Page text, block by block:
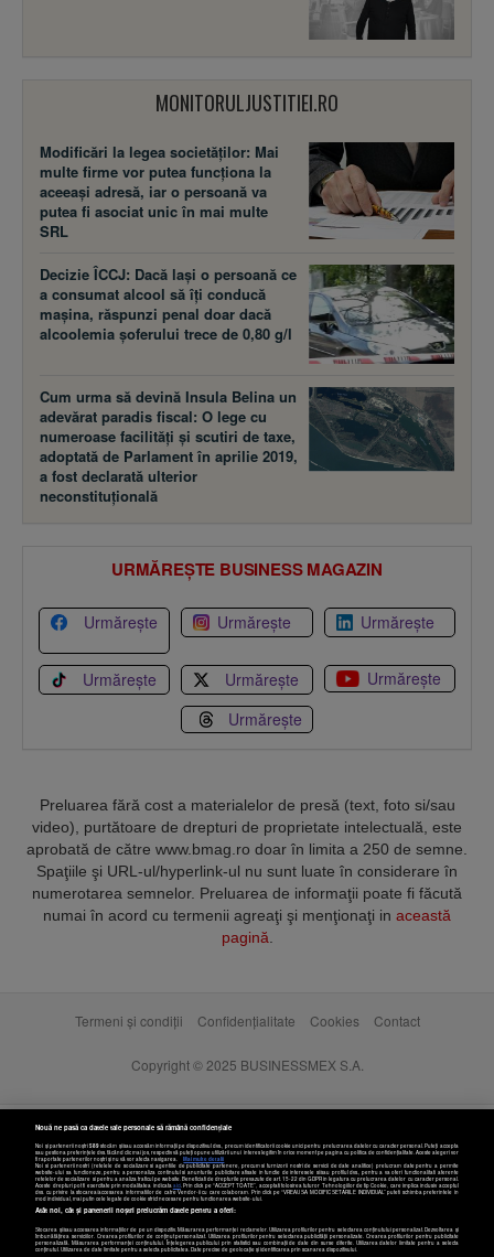
MONITORULJUSTITIEI.RO
Modificări la legea societăţilor: Mai
multe firme vor putea funcţiona la
aceeaşi adresă, iar o persoană va
putea fi asociat unic în mai multe
SRL
Decizie ÎCCJ: Dacă laşi o persoană ce
a consumat alcool să îţi conducă
maşina, răspunzi penal doar dacă
alcoolemia şoferului trece de 0,80 g/l
Cum urma să devină Insula Belina un
adevărat paradis fiscal: O lege cu
numeroase facilităţi şi scutiri de taxe,
adoptată de Parlament în aprilie 2019,
a fost declarată ulterior
neconstituţională
URMĂREȘTE BUSINESS MAGAZIN
Urmărește Urmărește Urmărește
Urmărește Urmărește
Urmărește
Urmărește
Preluarea fără cost a materialelor de presă (text, foto si/sau
video), purtătoare de drepturi de proprietate intelectuală, este
aprobată de către www.bmag.ro doar în limita a 250 de semne.
Spaţiile şi URL-ul/hyperlink-ul nu sunt luate în considerare în
numerotarea semnelor. Preluarea de informaţii poate fi făcută
numai în acord cu termenii agreaţi şi menţionaţi in această
pagină.
Termeni și condiții Confidențialitate Cookies Contact
Copyright © 2025 BUSINESSMEX S.A.
Setări cookies
Nouă ne pasă ca datele tale personale să rămână confidențiale
Noi și partenerii noștri589stocăm și/sau accesăm informații pe dispozitivul dvs., precum identificatorii cookie unici pentru prelucrarea datelor cu caracter personal. Puteți accepta
sau gestiona preferințele dvs. făcând clic mai jos, respectiv vă puteți opune utilizării unui interes legitim în orice moment pe pagina cu politica de confidențialitate. Aceste alegeri vor
fi raportate partenerilor noștri și nu vă vor afecta navigarea.
Mai multe detalii
Noi si partenerii nostri (retelele de socializare si agentiile de publicitate partenere, precum si furnizorii nostri de servicii de date analitice) prelucram date pentru a permite
website-ului sa functioneze, pentru a personaliza continutul si anunturile publicitare afisate in functie de interesele si/sau profilul dvs., pentru a va oferi functionalitati aferente
retelelor de socializare si pentru a analiza traficul pe website. Beneficiati de drepturile prevazute de art. 15-22 din GDPR in legatura cu prelucrarea datelor cu caracter personal.
Aceste drepturi pot fi exercitate prin modalitatea indicataaici. Prin click pe “ACCEPT TOATE”, acceptati folosirea tuturor Tehnologiilor de tip Cookie, care implica inclusiv acceptul
dvs. cu privire la stocarea/accesarea informatiilor de catre Vendor-ii cu care colaboram. Prin click pe “VREAU SA MODIFIC SETARILE INDIVIDUAL” puteti schimba preferintele in
mod individual, mai putin cele legate de cookie strict necesare pentru functionarea website-ului.
Atât noi, cât și partenerii noștri prelucrăm datele pentru a oferi:
Stocarea și/sau accesarea informațiilor de pe un dispozitiv. Măsurarea performanței reclamelor. Utilizarea profilurilor pentru selectarea conținutului personalizat. Dezvoltarea și
îmbunătățirea serviciilor. Crearea profilurilor de conținut personalizat. Utilizarea profilurilor pentru selectarea publicității personalizate. Crearea profilurilor pentru publicitate
personalizată. Măsurarea performanței conținutului. Înțelegerea publicului prin statistici sau combinații de date din surse diferite. Utilizarea datelor limitate pentru a selecta
conținutul. Utilizarea de date limitate pentru a selecta publicitatea. Date precise de geolocație și identificarea prin scanarea dispozitivului.